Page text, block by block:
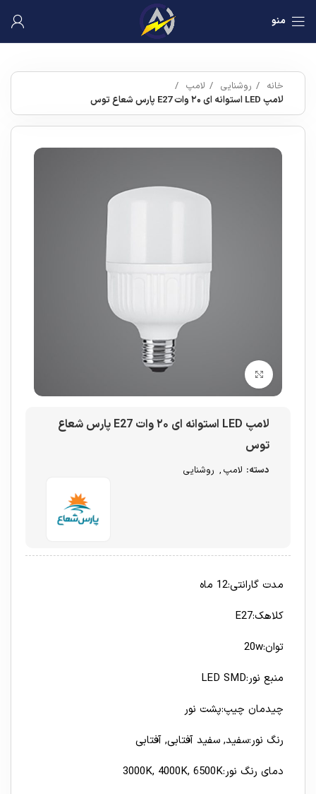
منو
خانه روشنایی
لامپ
لامپ LED استوانه ای ۲۰ وات E27 پارس شعاع توس
برای بزرگنمایی کلیک کنید
لامپ LED استوانه ای ۲۰ وات E27 پارس شعاع
توس
دسته: لامپ , روشنایی
مدت گارانتی:12 ماه
کلاهک:E27
توان:20w
منبع نور:LED SMD
چیدمان چیپ:پشت نور
رنگ نور:سفید, سفید آفتابی, آفتابی
دمای رنگ نور:3000K, 4000K, 6500K